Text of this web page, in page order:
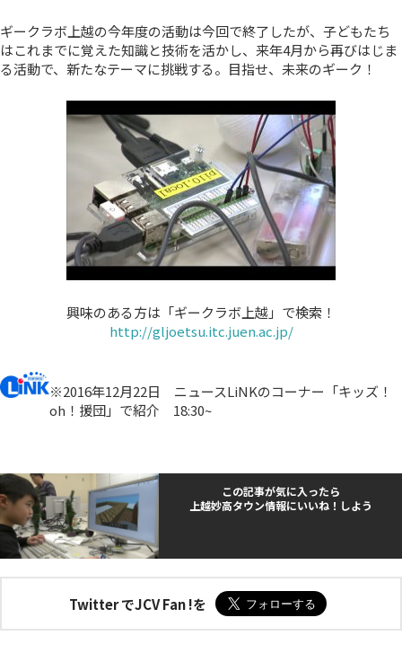
ギークラボ上越の今年度の活動は今回で終了したが、子どもたち
はこれまでに覚えた知識と技術を活かし、来年4月から再びはじま
る活動で、新たなテーマに挑戦する。目指せ、未来のギーク！
興味のある方は「ギークラボ上越」で検索！
http://gljoetsu.itc.juen.ac.jp/
※2016年12月22日 ニュースLiNKのコーナー「キッズ！
oh！援団」で紹介 18:30~
この記事が気に入ったら
上越妙高タウン情報にいいね！しよう
Twitter でJCV Fan !を